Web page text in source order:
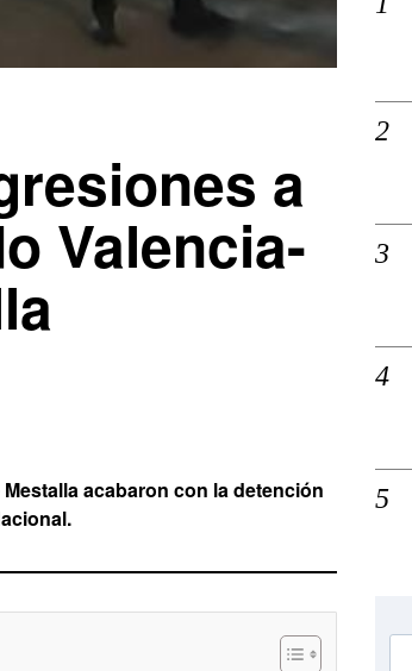
a
Valencia-
acabaron con la detención